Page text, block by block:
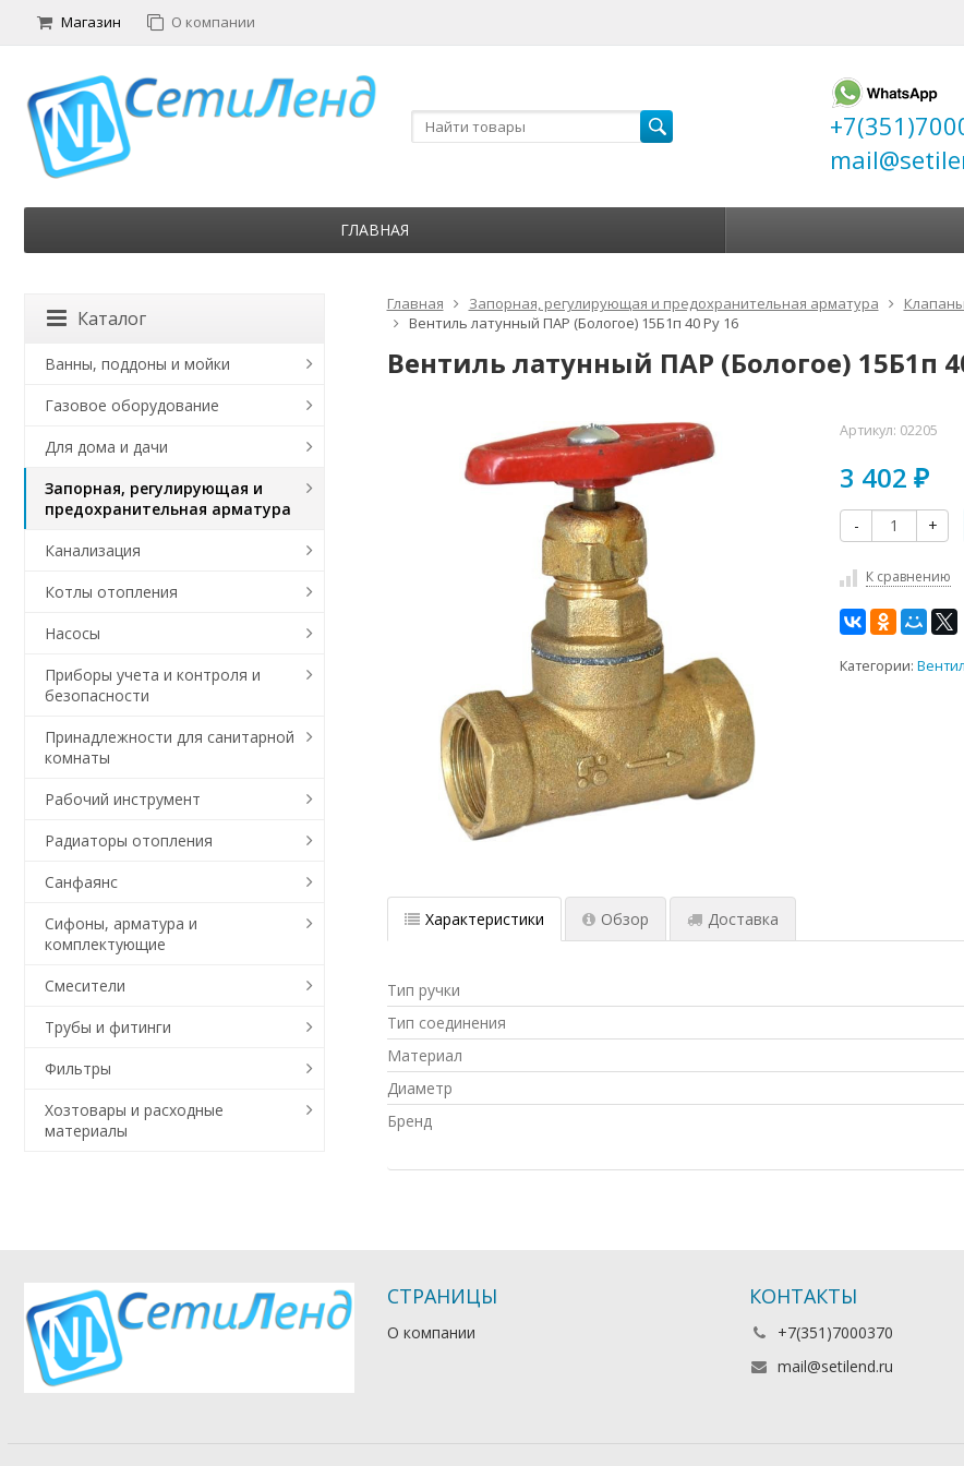
Магазин О компании
ГЛАВНАЯ
Главная Запорная, регулирующая и предохранительная арматура
Вентиль латунный ПАР (Бологое) 15Б1п 40 Ру 16
Вентиль латунный ПАР (Бологое) 15Б1п
Артикул: 02205
3 402₽
- +
К сравнению
Категории:
Характеристики Обзор Доставка
Тип ручки
Тип соединения
Материал
Диаметр
Бренд
Каталог
Ванны, поддоны и мойки
Газовое оборудование
Для дома и дачи
Запорная, регулирующая и
предохранительная арматура
Канализация
Котлы отопления
Насосы
Приборы учета и контроля и
безопасности
Принадлежности для санитарной
комнаты
Рабочий инструмент
Радиаторы отопления
Санфаянс
Сифоны, арматура и
комплектующие
Смесители
Трубы и фитинги
Фильтры
Хозтовары и расходные
материалы
СТРАНИЦЫ
О компании
КОНТАКТЫ
+7(351)7000370
mail@setilend.ru